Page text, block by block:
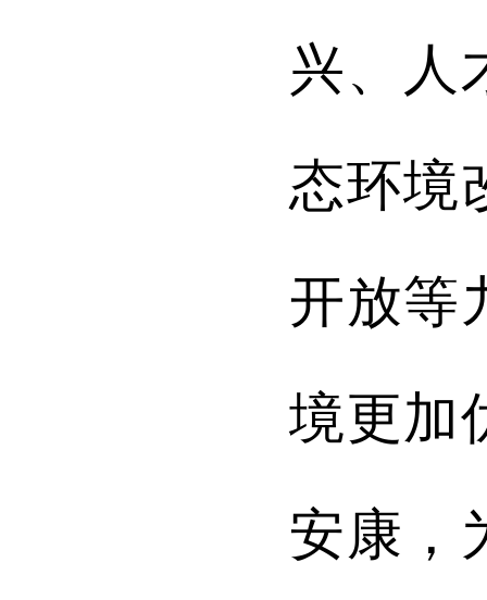
兴、人
态环境
开放等
境更加
安康 ，